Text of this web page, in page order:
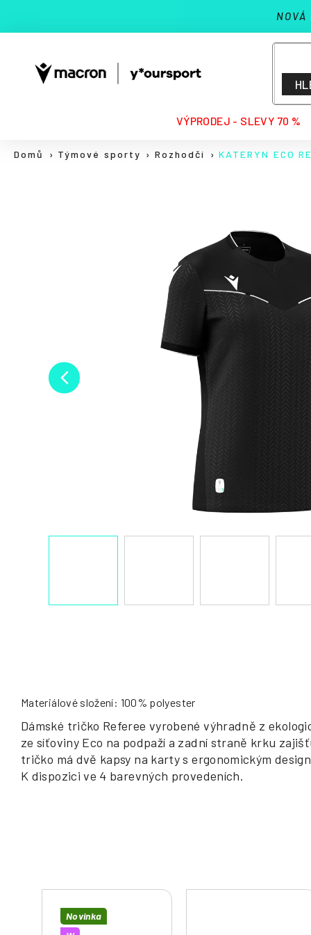
obsah
VÝPRODEJ - SLEVY 70 %
Domů Týmové sporty Rozhodčí KATERYN ECO
Materiálové složení: 100% polyester
Dámské tričko Referee vyrobené výhradně z
ze síťoviny Eco na podpaží a zadní straně krku
tričko má dvě kapsy na karty s ergonomickým
K dispozici ve 4 barevných provedeních.
Novinka
Zpět
obchodu
Zpět
obchodu